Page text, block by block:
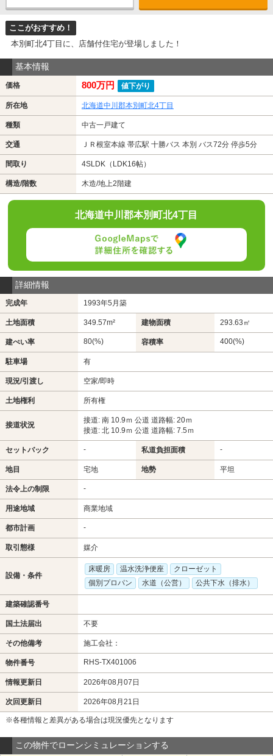
ここがおすすめ！
本別町北4丁目に、店舗付住宅が登場しました！
基本情報
価格 800万円 値下がり
所在地 北海道中川郡本別町北4丁目
種類 中古一戸建て
交通 ＪＲ根室本線 帯広駅 十勝バス 本別 バス72分 停歩5分
間取り 4SLDK（LDK16帖）
構造/階数 木造/地上2階建
北海道中川郡本別町北4丁目
詳細情報
完成年 1993年5月築
土地面積 349.57m² 建物面積 293.63㎡
建ぺい率 80(%) 容積率 400(%)
駐車場 有
現況/引渡し 空家/即時
土地権利 所有権
接道状況
接道: 南 10.9ｍ 公道 道路幅: 20ｍ
接道: 北 10.9ｍ 公道 道路幅: 7.5ｍ
セットバック - 私道負担面積 -
地目 宅地 地勢 平坦
法令上の制限 -
用途地域 商業地域
都市計画 -
取引態様 媒介
設備・条件
床暖房 温水洗浄便座
クローゼット
個別プロパン
水道（公営） 公共下水（排水）
建築確認番号
国土法届出 不要
その他備考 施工会社：
物件番号 RHS-TX401006
情報更新日 2026年08月07日
次回更新日 2026年08月21日
※各種情報と差異がある場合は現況優先となります
この物件でローンシミュレーションする